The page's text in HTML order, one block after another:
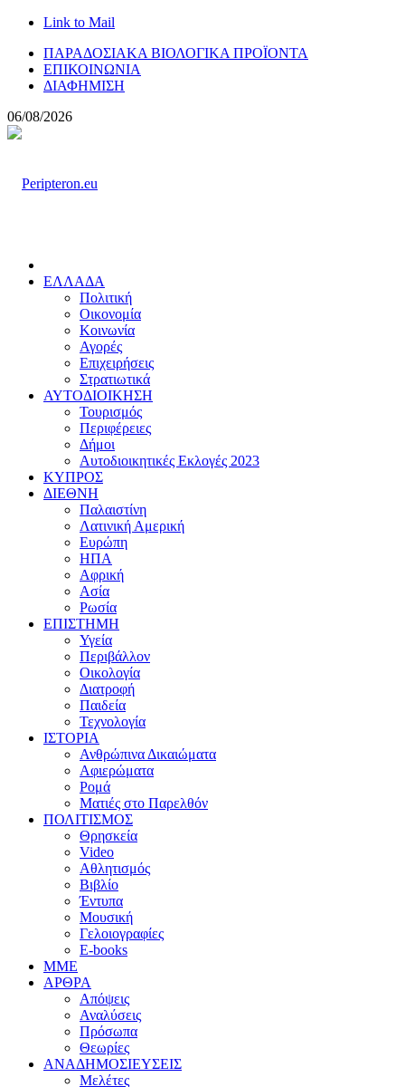
Link to Mail
ΠΑΡΑΔΟΣΙΑΚΑ ΒΙΟΛΟΓΙΚΑ ΠΡΟΪΟΝΤΑ
ΕΠΙΚΟΙΝΩΝΙΑ
ΔΙΑΦΗΜΙΣΗ
06/08/2026
ΕΛΛΑΔΑ
Πολιτική
Οικονομία
Κοινωνία
Αγορές
Επιχειρήσεις
Στρατιωτικά
ΑΥΤΟΔΙΟΙΚΗΣΗ
Τουρισμός
Περιφέρειες
Δήμοι
Αυτοδιοικητικές Εκλογές 2023
ΚΥΠΡΟΣ
ΔΙΕΘΝΗ
Παλαιστίνη
Λατινική Αμερική
Ευρώπη
ΗΠΑ
Αφρική
Ασία
Ρωσία
ΕΠΙΣΤΗΜΗ
Υγεία
Περιβάλλον
Οικολογία
Διατροφή
Παιδεία
Τεχνολογία
ΙΣΤΟΡΙΑ
Ανθρώπινα Δικαιώματα
Αφιερώματα
Ρομά
Ματιές στο Παρελθόν
ΠΟΛΙΤΙΣΜΟΣ
Θρησκεία
Video
Αθλητισμός
Βιβλίο
Έντυπα
Μουσική
Γελοιογραφίες
E-books
MME
ΑΡΘΡΑ
Απόψεις
Αναλύσεις
Πρόσωπα
Θεωρίες
ΑΝΑΔΗΜΟΣΙΕΥΣΕΙΣ
Μελέτες